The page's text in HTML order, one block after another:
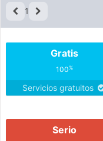
1
Gratis
100%
Servicios gratuitos
Serio